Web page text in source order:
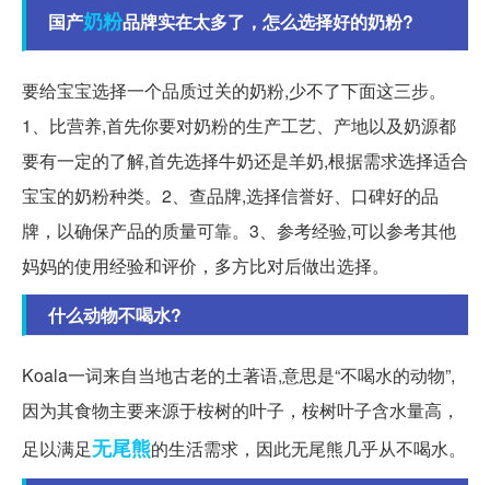
国产奶粉品牌实在太多了，怎么选择好的奶粉?
要给宝宝选择一个品质过关的奶粉,少不了下面这三步。
1、比营养,首先你要对奶粉的生产工艺、产地以及奶源都
要有一定的了解,首先选择牛奶还是羊奶,根据需求选择适合
宝宝的奶粉种类。2、查品牌,选择信誉好、口碑好的品
牌，以确保产品的质量可靠。3、参考经验,可以参考其他
妈妈的使用经验和评价，多方比对后做出选择。
什么动物不喝水?
Koala一词来自当地古老的土著语,意思是“不喝水的动物”,
因为其食物主要来源于桉树的叶子，桉树叶子含水量高，
足以满足无尾熊的生活需求，因此无尾熊几乎从不喝水。